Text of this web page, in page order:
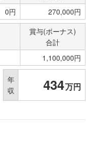
0円 270,000円
賞与(ボーナス)
合計
1,100,000円
年
収
434万円